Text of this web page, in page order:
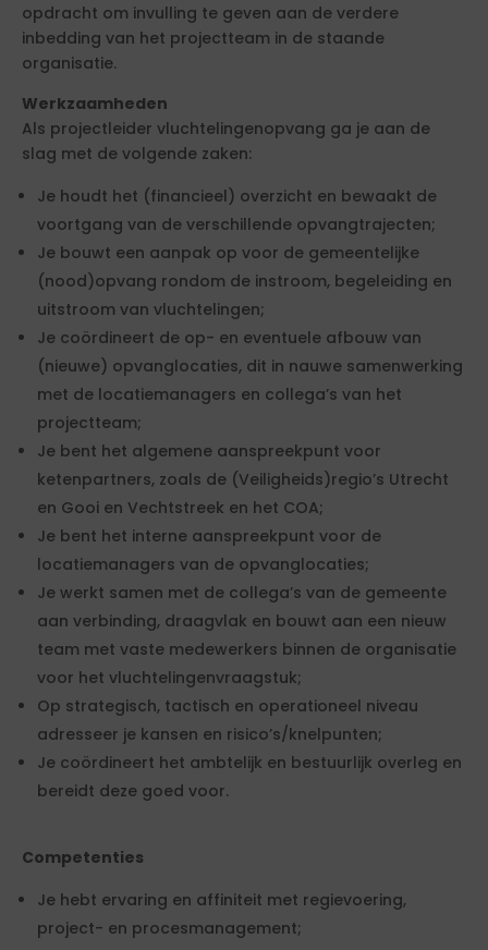
opdracht om invulling te geven aan de verdere
inbedding van het projectteam in de staande
organisatie.
Werkzaamheden
Als projectleider vluchtelingenopvang ga je aan de
slag met de volgende zaken:
Je houdt het (financieel) overzicht en bewaakt de
voortgang van de verschillende opvangtrajecten;
Je bouwt een aanpak op voor de gemeentelijke
(nood)opvang rondom de instroom, begeleiding en
uitstroom van vluchtelingen;
Je coördineert de op- en eventuele afbouw van
(nieuwe) opvanglocaties, dit in nauwe samenwerking
met de locatiemanagers en collega’s van het
projectteam;
Je bent het algemene aanspreekpunt voor
ketenpartners, zoals de (Veiligheids)regio’s Utrecht
en Gooi en Vechtstreek en het COA;
Je bent het interne aanspreekpunt voor de
locatiemanagers van de opvanglocaties;
Je werkt samen met de collega’s van de gemeente
aan verbinding, draagvlak en bouwt aan een nieuw
team met vaste medewerkers binnen de organisatie
voor het vluchtelingenvraagstuk;
Op strategisch, tactisch en operationeel niveau
adresseer je kansen en risico’s/knelpunten;
Je coördineert het ambtelijk en bestuurlijk overleg en
bereidt deze goed voor.
Competenties
Je hebt ervaring en affiniteit met regievoering,
project- en procesmanagement;